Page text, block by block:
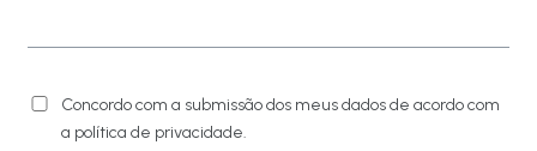
Concordo com a submissão dos meus dados de acordo com
a política de privacidade.